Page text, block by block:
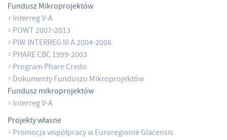
Fundusz Mikroprojektów
Interreg V-A
POWT 2007-2013
PIW INTERREG III A 2004-2006
PHARE CBC 1999-2003
Program Phare Credo
Dokumenty Funduszu Mikroprojektów
Fundusz mikroprojektów
Interreg V-A
Projekty własne
Promocja współpracy w Euroregionie Glacensis